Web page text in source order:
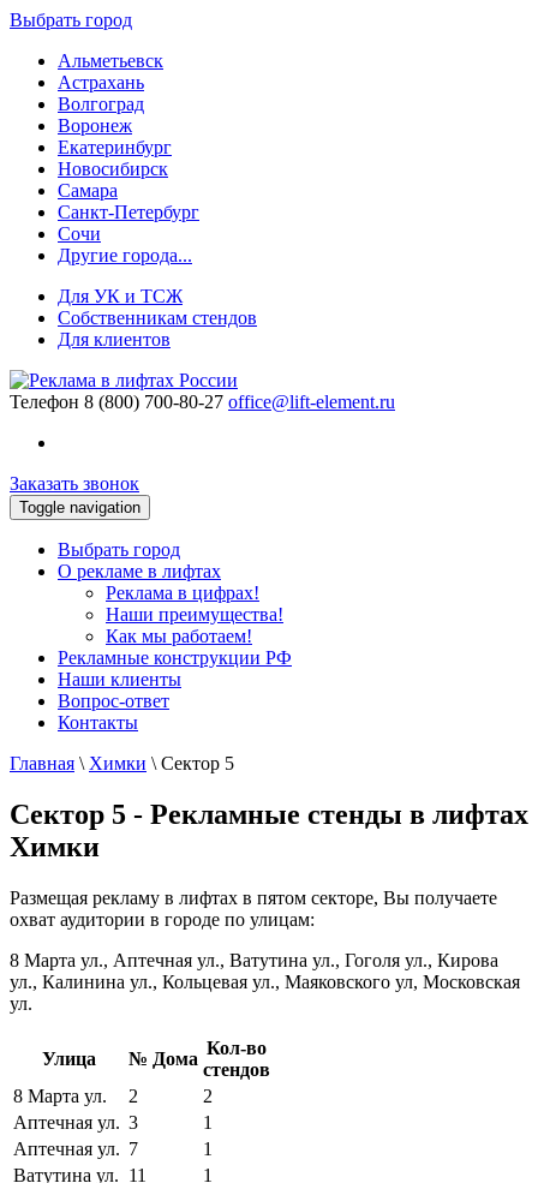
Выбрать город
Альметьевск
Астрахань
Волгоград
Воронеж
Екатеринбург
Новосибирск
Самара
Санкт-Петербург
Сочи
Другие города...
Для УК и ТСЖ
Собственникам стендов
Для клиентов
Телефон 8 (800) 700-80-27 office@lift-element.ru
Заказать звонок
Toggle navigation
Выбрать город
О рекламе в лифтах
Реклама в цифрах!
Наши преимущества!
Как мы работаем!
Рекламные конструкции РФ
Наши клиенты
Вопрос-ответ
Контакты
Главная \ Химки \ Сектор 5
Сектор 5 - Рекламные стенды в лифтах
Химки
Размещая рекламу в лифтах в пятом секторе, Вы получаете
охват аудитории в городе по улицам:
8 Марта ул., Аптечная ул., Ватутина ул., Гоголя ул., Кирова
ул., Калинина ул., Кольцевая ул., Маяковского ул, Московская
ул.
Улица № Дома
Кол-во
стендов
8 Марта ул.
2
2
Аптечная ул. 3
1
Аптечная ул. 7
1
Ватутина ул. 11
1